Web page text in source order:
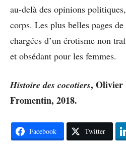
au-delà des opinions
corps. Les plus belles pages
chargées d’un érotisme non
et obsédant pour les femmes.
Histoire des cocotiers, Olivier
Fromentin, 2018.
Facebook Twitter